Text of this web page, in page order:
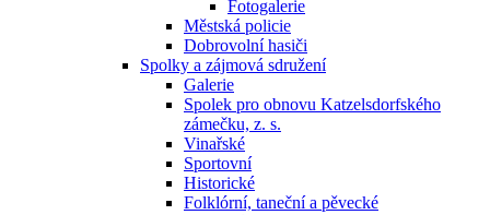
Fotogalerie
Městská policie
Dobrovolní hasiči
Spolky a zájmová sdružení
Galerie
Spolek pro obnovu Katzelsdorfského
zámečku, z. s.
Vinařské
Sportovní
Historické
Folklórní, taneční a pěvecké